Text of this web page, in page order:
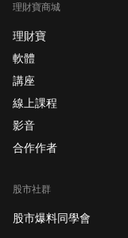
Acumen 製藥公司 (
ABOS ) Eloxx 製藥
( ELOX ) 拜納科技
( BYRN ) Sos 有限
ADR ( SOS )
Fingermotion Inc (
FNGR ) 降低 常青療法
公司（VRDN） 沃
治療公司 ( ADCT )
( IOVA ) 美國叛軍
理財寶商城
理財寶
軟體
講座
線上課程
影音
合作作者
股市社群
股市爆料同學會